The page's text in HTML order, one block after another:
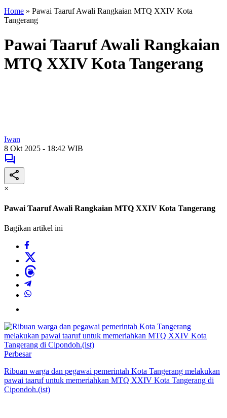
Home » Pawai Taaruf Awali Rangkaian MTQ XXIV Kota
Tangerang
Pawai Taaruf Awali Rangkaian
MTQ XXIV Kota Tangerang
Iwan
8 Okt 2025 - 18:42 WIB
×
Pawai Taaruf Awali Rangkaian MTQ XXIV Kota Tangerang
Bagikan artikel ini
Perbesar
Ribuan warga dan pegawai pemerintah Kota Tangerang melakukan
pawai taaruf untuk memeriahkan MTQ XXIV Kota Tangerang di
Cipondoh.(ist)